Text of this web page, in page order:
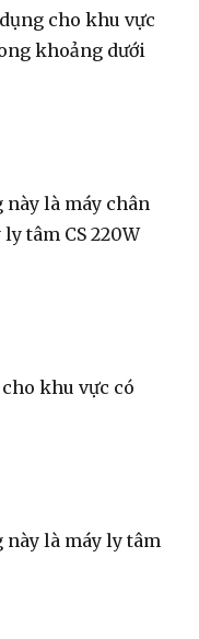
cho khu vực
khoảng dưới
này là máy chân
tâm CS 220W
khu vực có
này là máy ly tâm